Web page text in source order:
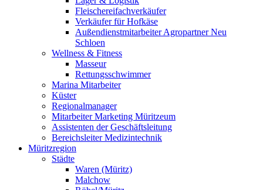
Fleischereifachverkäufer
Verkäufer für Hofkäse
Außendienstmitarbeiter Agropartner Neu
Schloen
Wellness & Fitness
Masseur
Rettungsschwimmer
Marina Mitarbeiter
Küster
Regionalmanager
Mitarbeiter Marketing Müritzeum
Assistenten der Geschäftsleitung
Bereichsleiter Medizintechnik
Müritzregion
Städte
Waren (Müritz)
Malchow